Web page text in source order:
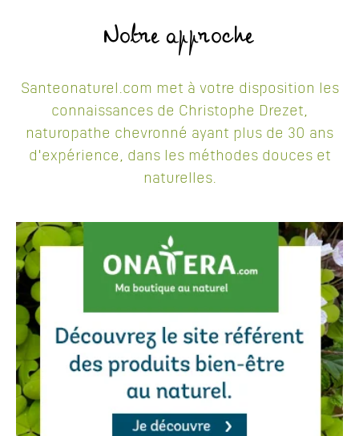
Notre approche
Santeonaturel.com met à votre disposition les
connaissances de Christophe Drezet,
naturopathe chevronné ayant plus de 30 ans
d'expérience, dans les méthodes douces et
naturelles.